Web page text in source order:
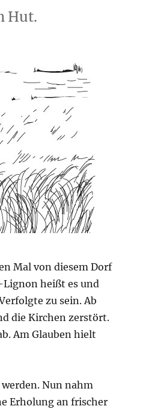
Hut.
Mal von diesem Dorf
heißt es und
zu sein. Ab
die Kirchen zerstört.
Am Glauben hielt
Nun nahm
Erholung an frischer